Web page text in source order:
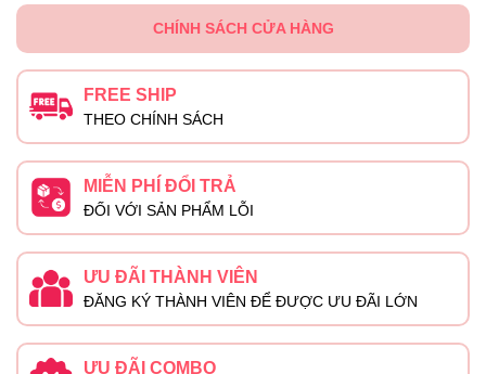
CHÍNH SÁCH CỬA HÀNG
FREE SHIP
THEO CHÍNH SÁCH
MIỄN PHÍ ĐỔI TRẢ
ĐỐI VỚI SẢN PHẨM LỖI
ƯU ĐÃI THÀNH VIÊN
ĐĂNG KÝ THÀNH VIÊN ĐỂ ĐƯỢC ƯU ĐÃI LỚN
ƯU ĐÃI COMBO